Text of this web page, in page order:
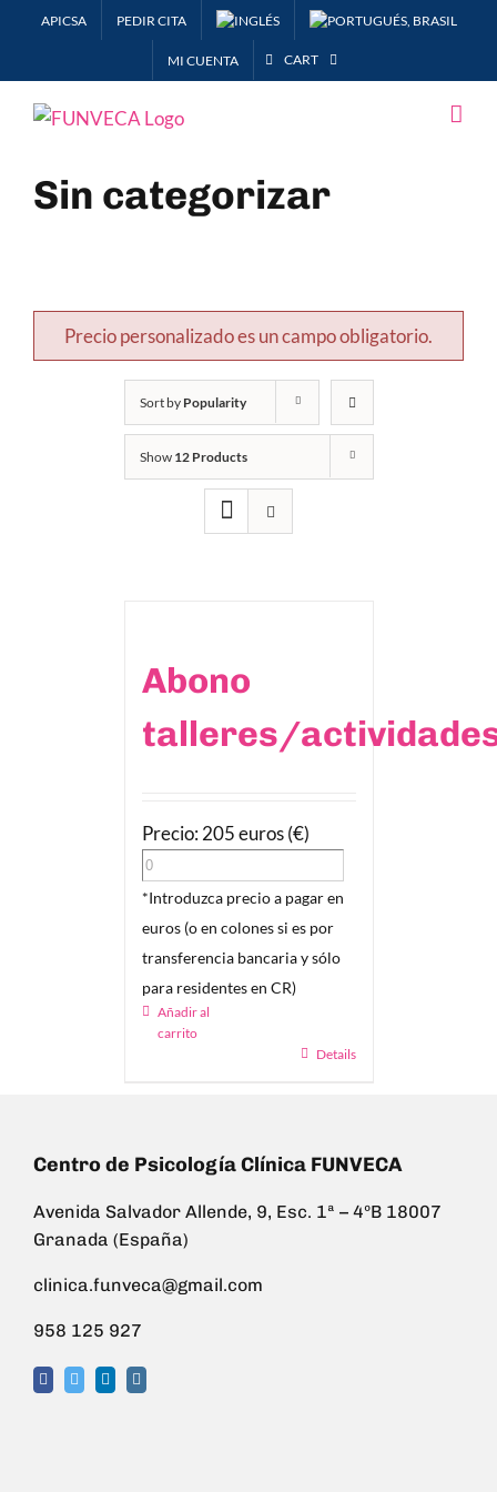
APICSA PEDIR CITA
MI CUENTA CART
Sin categorizar
Precio personalizado es un campo obligatorio.
Sort by Popularity
Show 12 Products
Abono
talleres/
Precio: 205 euros (€)
*Introduzca precio a pagar en
euros (o en colones si es por
transferencia bancaria y sólo
para residentes en CR)
Añadir al
carrito
Details
Centro de Psicología Clínica FUNVECA
Avenida Salvador Allende, 9, Esc. 1ª – 4ºB 18007
Granada (España)
clinica.funveca@gmail.com
958 125 927